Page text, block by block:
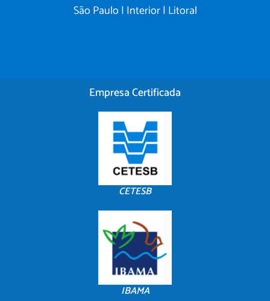
São Paulo | Interior | Litoral
Empresa Certificada
CETESB
IBAMA